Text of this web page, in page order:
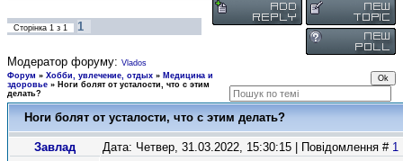
Сторінка 1 з 1 1
Модератор форуму: Vlados
Форум » Хобби, увлечение, отдых » Медицина и
здоровье » Ноги болят от усталости, что с этим
делать?
Ноги болят от усталости, что с этим делать?
Завлад Дата: Четвер, 31.03.2022, 15:30:15 | Повідомлення # 1